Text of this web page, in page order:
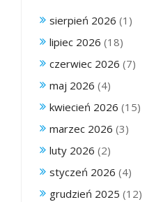
sierpień 2026 (1)
lipiec 2026 (18)
czerwiec 2026 (7)
maj 2026 (4)
kwiecień 2026 (15)
marzec 2026 (3)
luty 2026 (2)
styczeń 2026 (4)
grudzień 2025 (12)